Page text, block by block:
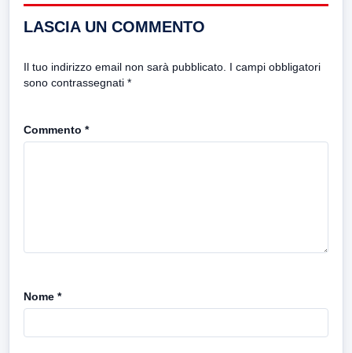
LASCIA UN COMMENTO
Il tuo indirizzo email non sarà pubblicato. I campi obbligatori
sono contrassegnati *
Commento *
Nome *